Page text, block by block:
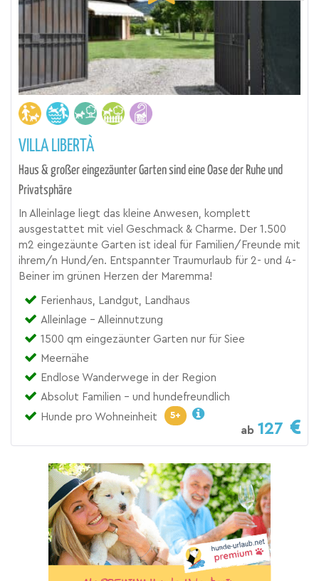
VILLA LIBERTÀ
Haus & großer eingezäunter Garten sind eine Oase der Ruhe und
Privatsphäre
In Alleinlage liegt das kleine Anwesen, komplett
ausgestattet mit viel Geschmack & Charme. Der 1.500
m2 eingezäunte Garten ist ideal für Familien/Freunde mit
ihrem/n Hund/en. Entspannter Traumurlaub für 2- und 4-
Beiner im grünen Herzen der Maremma!
Ferienhaus, Landgut, Landhaus
Alleinlage - Alleinnutzung
1500 qm eingezäunter Garten nur für Siee
Meernähe
Endlose Wanderwege in der Region
Absolut Familien - und hundefreundlich
Hunde pro Wohneinheit
5+
ab 127